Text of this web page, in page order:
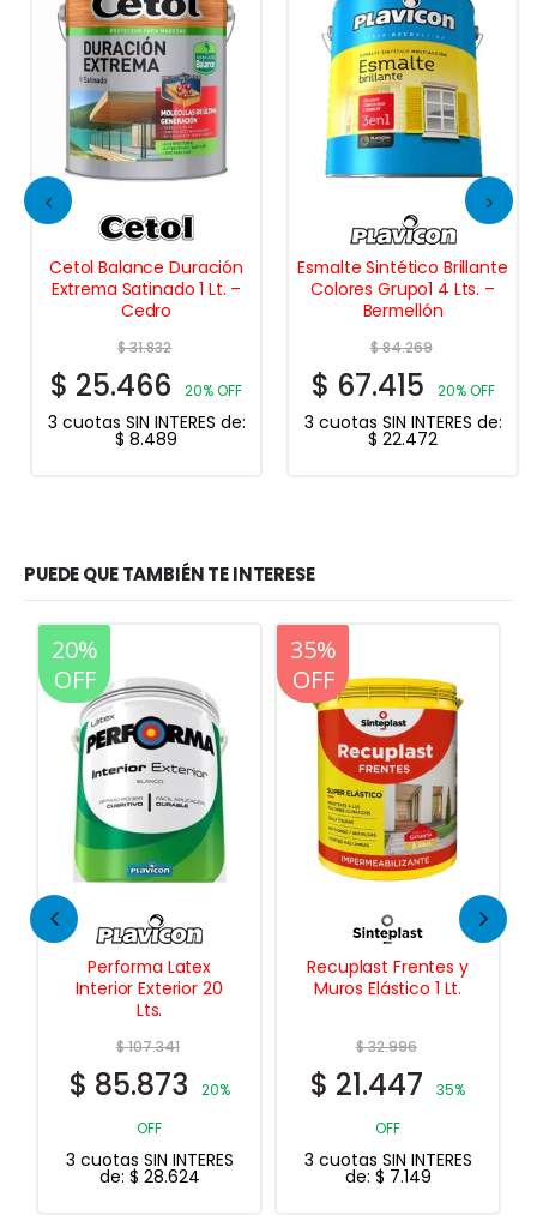
Cetol Balance Duración
Extrema Satinado 1 Lt. –
Cedro
$31.832
$ 25.466 20% OFF
3 cuotas SIN INTERES de:
$ 8.489
Esmalte Sintético Brillante
Colores Grupo1 4 Lts. –
Bermellón
$84.269
$ 67.415 20% OFF
3 cuotas SIN INTERES de:
$ 22.472
PUEDE QUE TAMBIÉN TE INTERESE
20%
OFF
35%
OFF
Recuplast Frentes y
Muros Elástico 1 Lt.
$32.996
$21.447
35%
OFF
3 cuotas SIN INTERES
de: $7.149
20%
OFF
Reparador de
Muebles y Tapa
$12.803
$ 10.242
20%
OFF
3 cuotas SIN INTERES
de:$3.414